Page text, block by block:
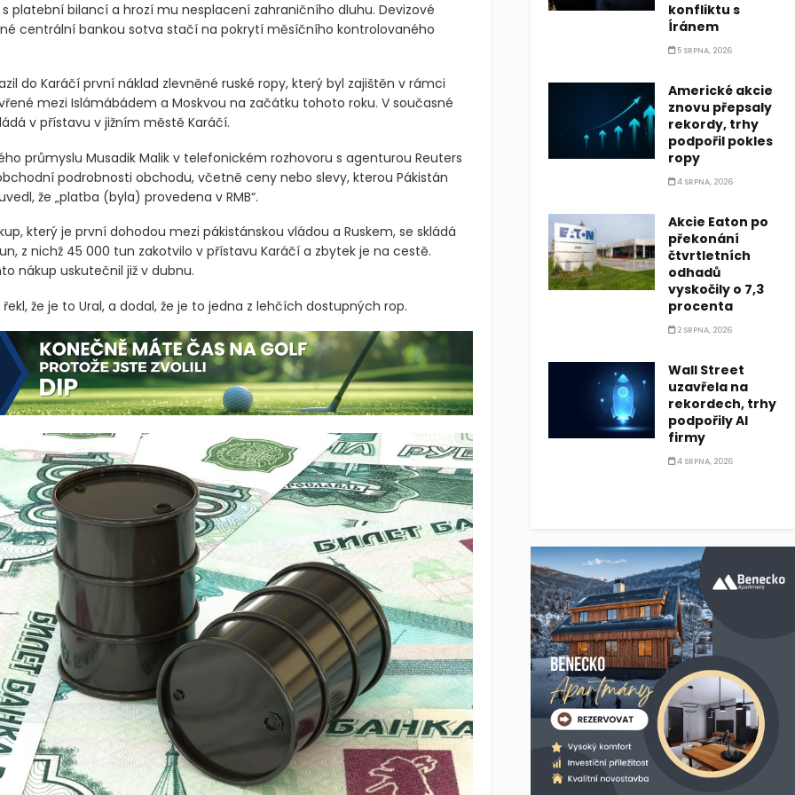
platební bilancí a hrozí mu nesplacení zahraničního dluhu. Devizové
centrální bankou sotva stačí na pokrytí měsíčního kontrolovaného
do Karáčí první náklad zlevněné ruské ropy, který byl zajištěn v rámci
mezi Islámábádem a Moskvou na začátku tohoto roku. V současné
v přístavu v jižním městě Karáčí.
průmyslu Musadik Malik v telefonickém rozhovoru s agenturou Reuters
podrobnosti obchodu, včetně ceny nebo slevy, kterou Pákistán
že „platba (byla) provedena v RMB“.
který je první dohodou mezi pákistánskou vládou a Ruskem, se skládá
z nichž 45 000 tun zakotvilo v přístavu Karáčí a zbytek je na cestě.
nákup uskutečnil již v dubnu.
že je to Ural, a dodal, že je to jedna z lehčích dostupných rop.
konfliktu s
Íránem
5 SRPNA, 2026
Americké akcie
znovu přepsaly
rekordy, trhy
podpořil pokles
ropy
4 SRPNA, 2026
Akcie Eaton po
překonání
čtvrtletních
odhadů
vyskočily o 7,3
procenta
2 SRPNA, 2026
Wall Street
uzavřela na
rekordech, trhy
podpořily AI
firmy
4 SRPNA, 2026